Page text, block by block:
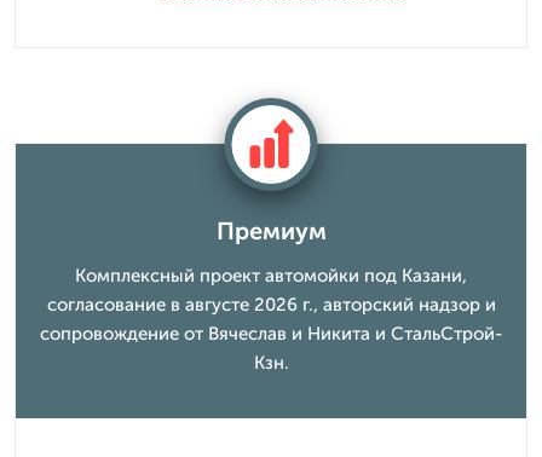
Премиум
Комплексный проект автомойки под Казани,
согласование в августе 2026 г., авторский надзор и
сопровождение от Вячеслав и Никита и СтальСтрой-
Кзн.